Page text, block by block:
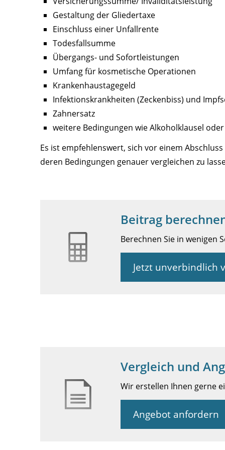
Gestaltung der Gliedertaxe
Einschluss einer Unfallrente
Todesfallsumme
Übergangs- und Sofortleistungen
Umfang für kosmetische Operationen
Krankenhaustagegeld
Infektionskrankheiten (Zeckenbiss) und
Zahnersatz
weitere Bedingungen wie Alkoholklausel
Es ist empfehlenswert, sich vor einem
deren Bedingungen genauer vergleichen zu
Beitrag
Berechnen Sie in wenigen
Jetzt unverbindlich
Vergleich und
Wir erstellen Ihnen gerne
Angebot anfordern